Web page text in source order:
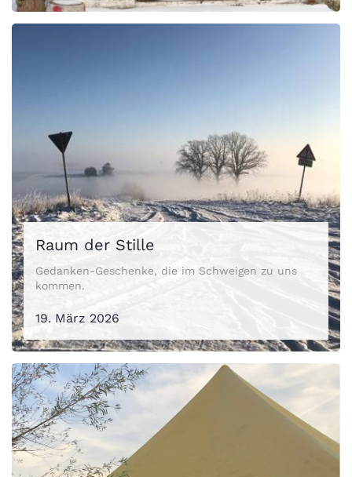
Raum der Stille
Gedanken-Geschenke, die im Schweigen zu uns
kommen.
19. März 2026